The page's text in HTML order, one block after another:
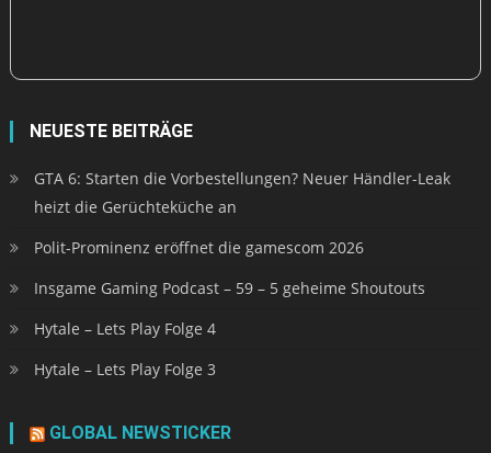
NEUESTE BEITRÄGE
GTA 6: Starten die Vorbestellungen? Neuer Händler-Leak
heizt die Gerüchteküche an
Polit-Prominenz eröffnet die gamescom 2026
Insgame Gaming Podcast – 59 – 5 geheime Shoutouts
Hytale – Lets Play Folge 4
Hytale – Lets Play Folge 3
GLOBAL NEWSTICKER